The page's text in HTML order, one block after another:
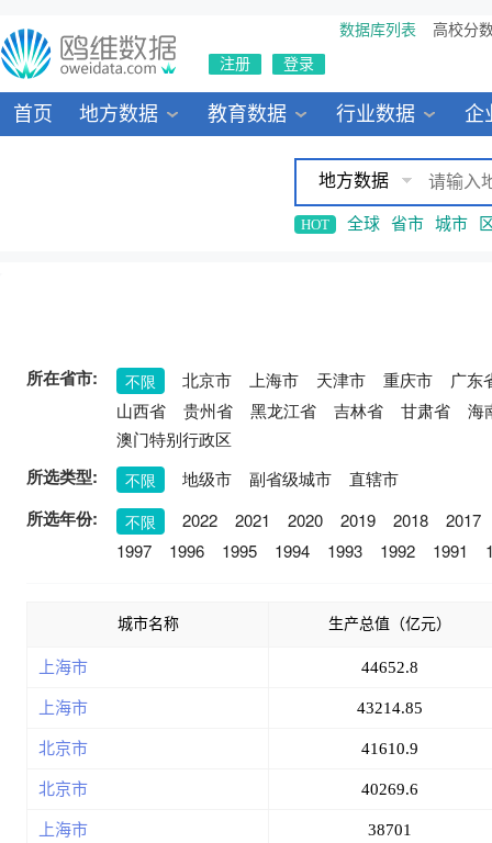
数据库列表 高校分
注册 登录
首页 地方数据 教育数据 行业数据 企
地方数据
HOT 全球 省市 城市
所在省市: 不限 北京市 上海市 天津市 重庆市
广东
山西省
贵州省 黑龙江省 吉林省 甘肃省
海
澳门特别行政区
所选类型: 不限 地级市 副省级城市 直辖市
所选年份: 不限 2022 2021 2020 2019 2018
2017
1997
1996 1995 1994 1993 1992 1991
城市名称 生产总值（亿元）
上海市 44652.8
上海市 43214.85
北京市 41610.9
北京市 40269.6
上海市 38701